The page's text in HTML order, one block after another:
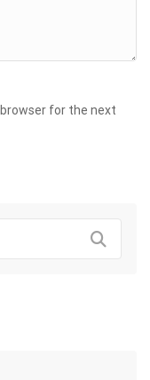
for the next